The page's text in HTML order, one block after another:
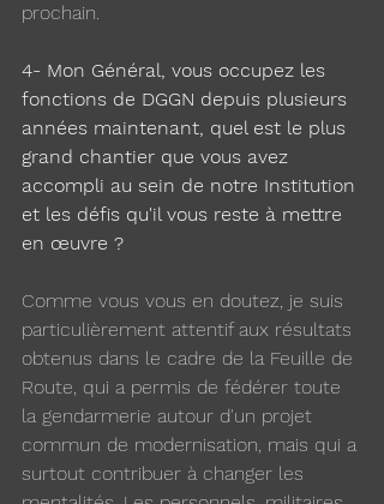
prochain.
4- Mon Général, vous occupez les
fonctions de DGGN depuis plusieurs
années maintenant, quel est le plus
grand chantier que vous avez
accompli au sein de notre Institution
et les défis qu'il vous reste à mettre
en œuvre ?
Comme vous vous en doutez, je suis
particulièrement attentif aux résultats
obtenus dans le cadre de la Feuille de
Route, qui a permis de fédérer toute
la gendarmerie autour d'un projet
commun de modernisation, mais qui a
surtout contribuer à changer les